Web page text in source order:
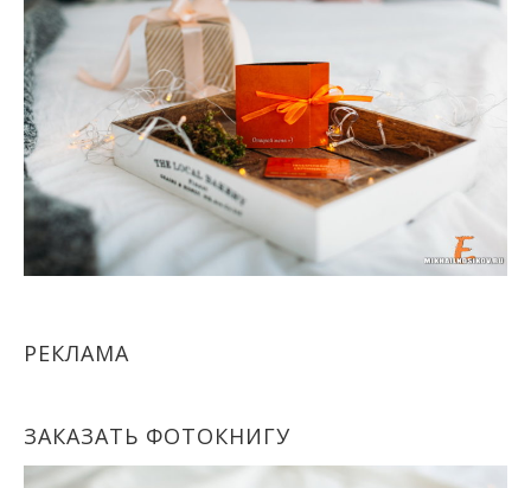
РЕКЛАМА
ЗАКАЗАТЬ ФОТОКНИГУ